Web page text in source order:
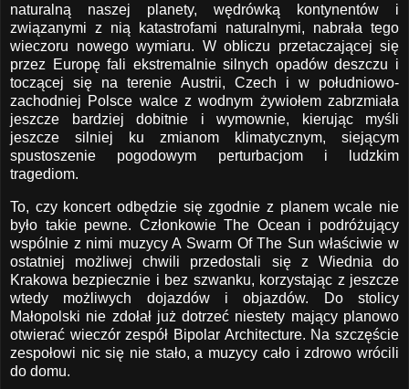
naturalną naszej planety, wędrówką kontynentów i
związanymi z nią katastrofami naturalnymi, nabrała tego
wieczoru nowego wymiaru. W obliczu przetaczającej się
przez Europę fali ekstremalnie silnych opadów deszczu i
toczącej się na terenie Austrii, Czech i w południowo-
zachodniej Polsce walce z wodnym żywiołem zabrzmiała
jeszcze bardziej dobitnie i wymownie, kierując myśli
jeszcze silniej ku zmianom klimatycznym, siejącym
spustoszenie pogodowym perturbacjom i ludzkim
tragediom.
To, czy koncert odbędzie się zgodnie z planem wcale nie
było takie pewne. Członkowie The Ocean i podróżujący
wspólnie z nimi muzycy A Swarm Of The Sun właściwie w
ostatniej możliwej chwili przedostali się z Wiednia do
Krakowa bezpiecznie i bez szwanku, korzystając z jeszcze
wtedy możliwych dojazdów i objazdów. Do stolicy
Małopolski nie zdołał już dotrzeć niestety mający planowo
otwierać wieczór zespół Bipolar Architecture. Na szczęście
zespołowi nic się nie stało, a muzycy cało i zdrowo wrócili
do domu.